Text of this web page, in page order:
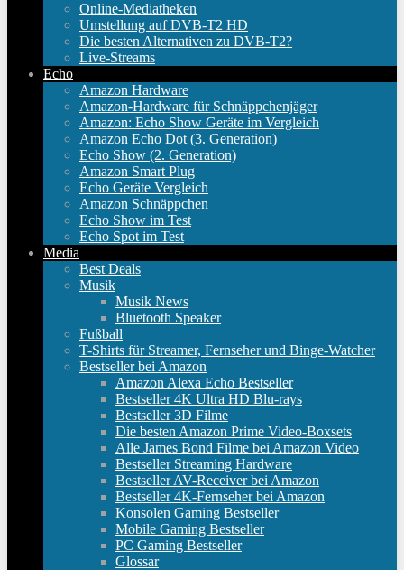
Online-Mediatheken
Umstellung auf DVB-T2 HD
Die besten Alternativen zu DVB-T2?
Live-Streams
Echo
Amazon Hardware
Amazon-Hardware für Schnäppchenjäger
Amazon: Echo Show Geräte im Vergleich
Amazon Echo Dot (3. Generation)
Echo Show (2. Generation)
Amazon Smart Plug
Echo Geräte Vergleich
Amazon Schnäppchen
Echo Show im Test
Echo Spot im Test
Media
Best Deals
Musik
Musik News
Bluetooth Speaker
Fußball
T-Shirts für Streamer, Fernseher und Binge-Watcher
Bestseller bei Amazon
Amazon Alexa Echo Bestseller
Bestseller 4K Ultra HD Blu-rays
Bestseller 3D Filme
Die besten Amazon Prime Video-Boxsets
Alle James Bond Filme bei Amazon Video
Bestseller Streaming Hardware
Bestseller AV-Receiver bei Amazon
Bestseller 4K-Fernseher bei Amazon
Konsolen Gaming Bestseller
Mobile Gaming Bestseller
PC Gaming Bestseller
Glossar